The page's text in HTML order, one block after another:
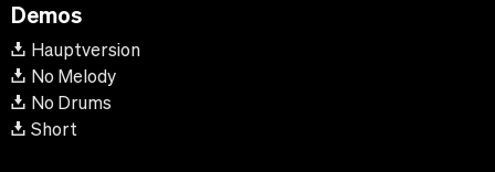
Demos
Hauptversion
No Melody
No Drums
Short